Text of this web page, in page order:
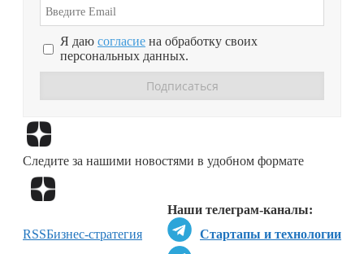
Я даю согласие на обработку своих
персональных данных.
Следите за нашими новостями в удобном формате
Наши телеграм-каналы:
Стартапы и технологии
RSSБизнес-стратегия